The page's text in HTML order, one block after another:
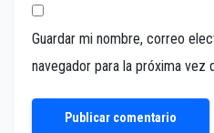
Guardar mi nombre, correo
navegador para la próxima vez